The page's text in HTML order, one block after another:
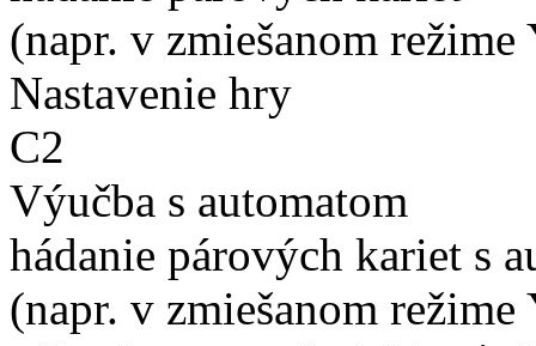
(napr. v zmiešanom režime
Nastavenie hry
C2
Výučba s automatom
hádanie párových kariet s
(napr. v zmiešanom režime